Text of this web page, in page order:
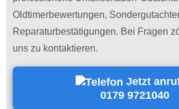
Oldtimerbewertungen,
Reparaturbestätigungen. Bei Fragen
uns zu kontaktieren.
Jetzt
0179 9721040